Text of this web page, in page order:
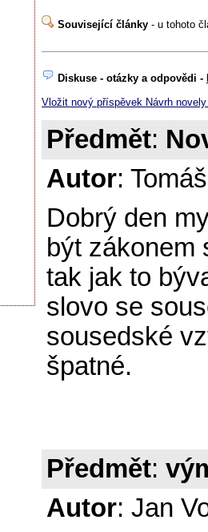
Související články - u tohoto
Diskuse - otázky a odpovědi -
Vložit nový příspěvek Návrh
Předmět:
Autor:
Dobrý den
být zákonem
tak jak to
slovo se
sousedské
špatné.
Předmět:
Autor: Jan